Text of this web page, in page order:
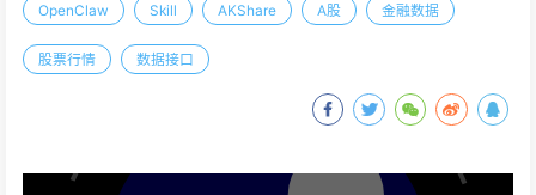
OpenClaw Skill AKShare A股 金融数据
股票行情 数据接口